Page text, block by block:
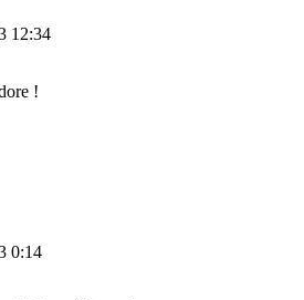
12:34
!
0:14